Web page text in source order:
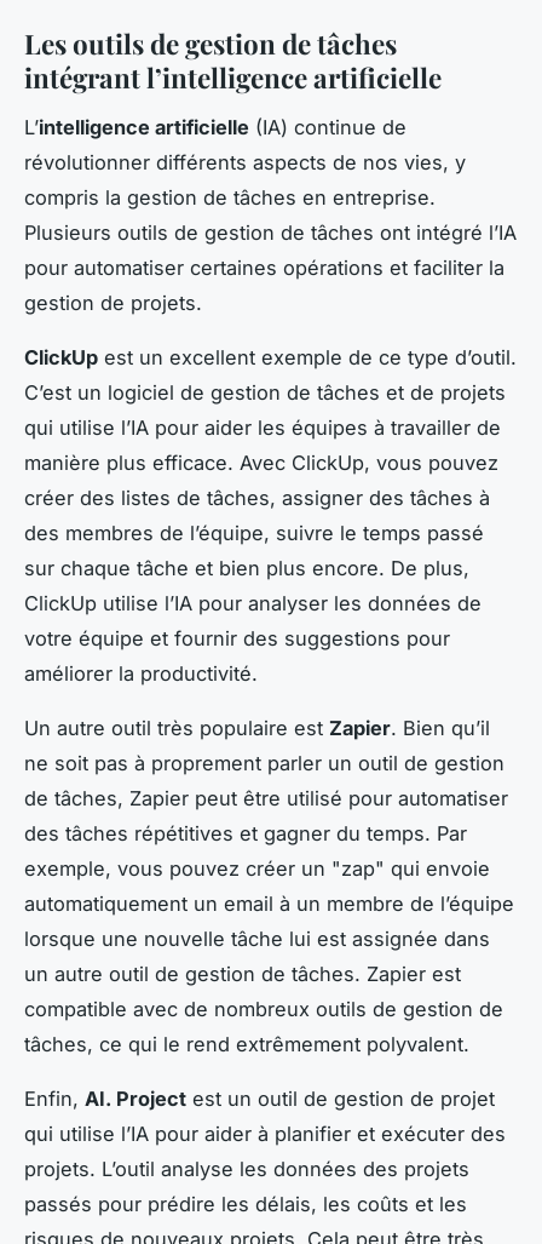
Les outils de gestion de tâches
intégrant l’intelligence artificielle
L’intelligence artificielle (IA) continue de
révolutionner différents aspects de nos vies, y
compris la gestion de tâches en entreprise.
Plusieurs outils de gestion de tâches ont intégré l’IA
pour automatiser certaines opérations et faciliter la
gestion de projets.
ClickUp est un excellent exemple de ce type d’outil.
C’est un logiciel de gestion de tâches et de projets
qui utilise l’IA pour aider les équipes à travailler de
manière plus efficace. Avec ClickUp, vous pouvez
créer des listes de tâches, assigner des tâches à
des membres de l’équipe, suivre le temps passé
sur chaque tâche et bien plus encore. De plus,
ClickUp utilise l’IA pour analyser les données de
votre équipe et fournir des suggestions pour
améliorer la productivité.
Un autre outil très populaire est Zapier. Bien qu’il
ne soit pas à proprement parler un outil de gestion
de tâches, Zapier peut être utilisé pour automatiser
des tâches répétitives et gagner du temps. Par
exemple, vous pouvez créer un "zap" qui envoie
automatiquement un email à un membre de l’équipe
lorsque une nouvelle tâche lui est assignée dans
un autre outil de gestion de tâches. Zapier est
compatible avec de nombreux outils de gestion de
tâches, ce qui le rend extrêmement polyvalent.
Enfin, AI. Project est un outil de gestion de projet
qui utilise l’IA pour aider à planifier et exécuter des
projets. L’outil analyse les données des projets
passés pour prédire les délais, les coûts et les
risques de nouveaux projets. Cela peut être très